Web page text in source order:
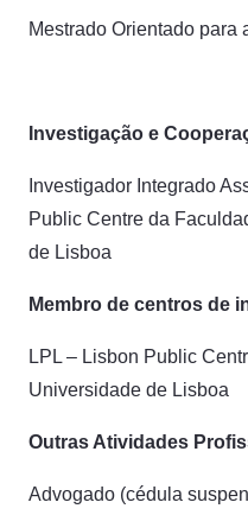
Mestrado Orientado para
Investigação e
Investigador Integrado
Public Centre da
de Lisboa
Membro de centros de
LPL – Lisbon Public
Universidade de Lisboa
Outras Atividades
Advogado (cédula